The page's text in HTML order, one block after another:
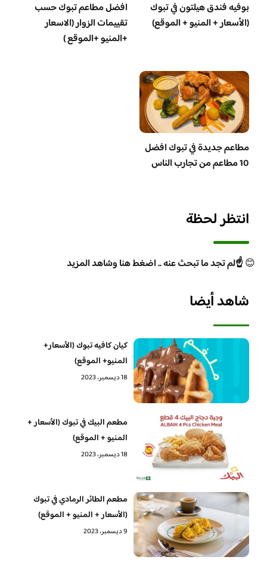
بوفيه فندق هيلتون في تبوك
(الأسعار + المنيو + الموقع)
افضل مطاعم تبوك حسب
تقييمات الزوار (الاسعار
+المنيو +الموقع )
مطاعم جديدة في تبوك افضل
10 مطاعم من تجارب الناس
انتظر لحظة
😊☝️لم تجد ما تبحث عنه .. اضغط هنا وشاهد المزيد
شاهد أيضا
كيان كافيه تبوك (الأسعار+
المنيو+ الموقع)
18 ديسمبر، 2023
مطعم البيك في تبوك (الأسعار +
المنيو + الموقع)
18 ديسمبر، 2023
مطعم الطائر الرمادي في تبوك
(الأسعار + المنيو + الموقع)
9 ديسمبر، 2023